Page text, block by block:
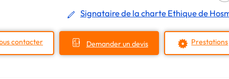
Signataire de la charte Ethique de
contacter Demander un devis Prestations